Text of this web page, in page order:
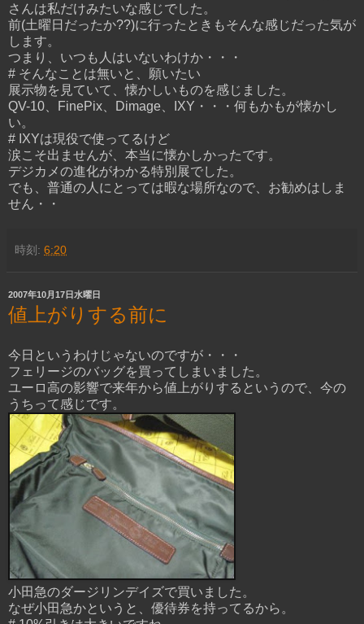
さんは私だけみたいな感じでした。
前(土曜日だったか??)に行ったときもそんな感じだった気が
します。
つまり、いつも人はいないわけか・・・
# そんなことは無いと、願いたい
展示物を見ていて、懐かしいものを感じました。
QV-10、FinePix、Dimage、IXY・・・何もかもが懐かし
い。
# IXYは現役で使ってるけど
涙こそ出ませんが、本当に懐かしかったです。
デジカメの進化がわかる特別展でした。
でも、普通の人にとっては暇な場所なので、お勧めはしま
せん・・
時刻: 6:20
2007年10月17日水曜日
値上がりする前に
今日というわけじゃないのですが・・・
フェリージのバッグを買ってしまいました。
ユーロ高の影響で来年から値上がりするというので、今の
うちって感じです。
小田急のダージリンデイズで買いました。
なぜ小田急かというと、優待券を持ってるから。